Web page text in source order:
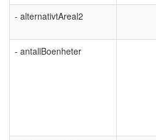
- alternativtAreal2
- antallBoenheter